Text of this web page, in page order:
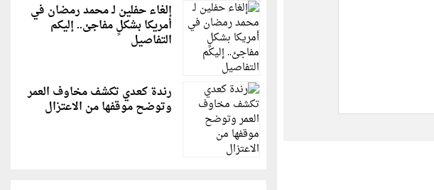
إلغاء حفلين لـ محمد رمضان في
أمريكا بشكلٍ مفاجئ.. إليكم
التفاصيل
رندة كعدي تكشف مخاوف العمر
وتوضح موقفها من الاعتزال